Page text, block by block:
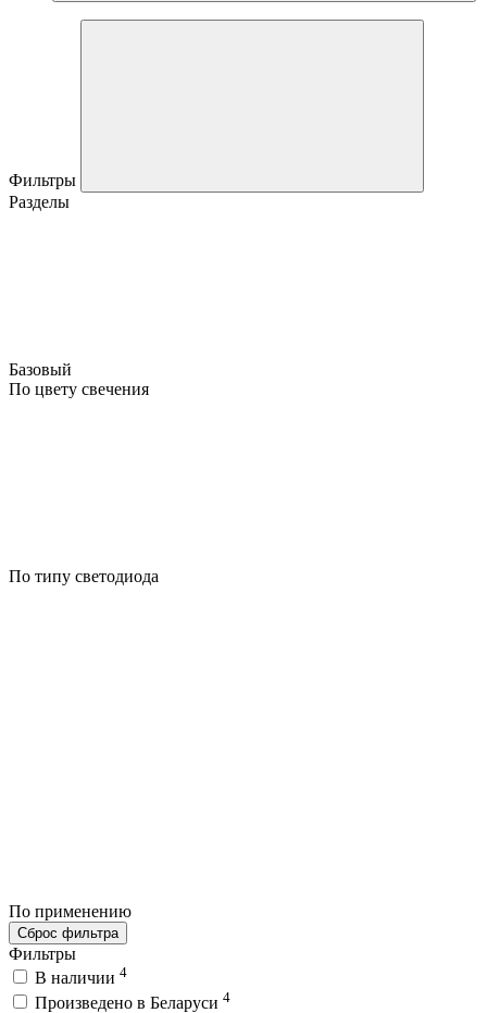
Фильтры
Разделы
Базовый
По цвету свечения
По типу светодиода
По применению
Сброс фильтра
Фильтры
В наличии 4
Произведено в Беларуси 4